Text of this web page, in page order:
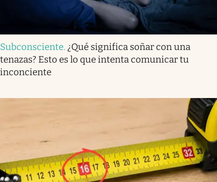
Subconsciente. ¿Qué significa soñar con una
tenazas? Esto es lo que intenta comunicar tu
inconciente